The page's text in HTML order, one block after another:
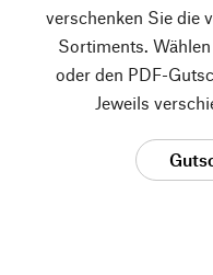
verschenken Sie die
Sortiments.
oder den PDF-
Jeweils